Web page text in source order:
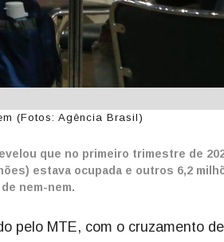
(Fotos: Agência Brasil)
que no primeiro trimestre de
estava ocupada e outros 6,2
nem-nem.
pelo MTE, com o cruzamento de